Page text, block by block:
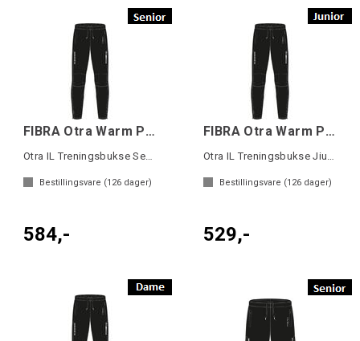
FIBRA Otra Warm Pant SR
Otra IL Treningsbukse Senior
Bestillingsvare (126 dager)
584,-
FIBRA Otra Warm Pant JR
Otra IL Treningsbukse Jiunior
Bestillingsvare (126 dager)
529,-